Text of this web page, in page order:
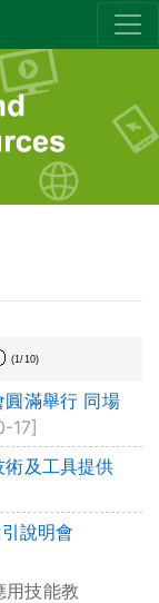
(1/10)
圓滿舉行 同場
17]
及工具提供
說明會
用技能教